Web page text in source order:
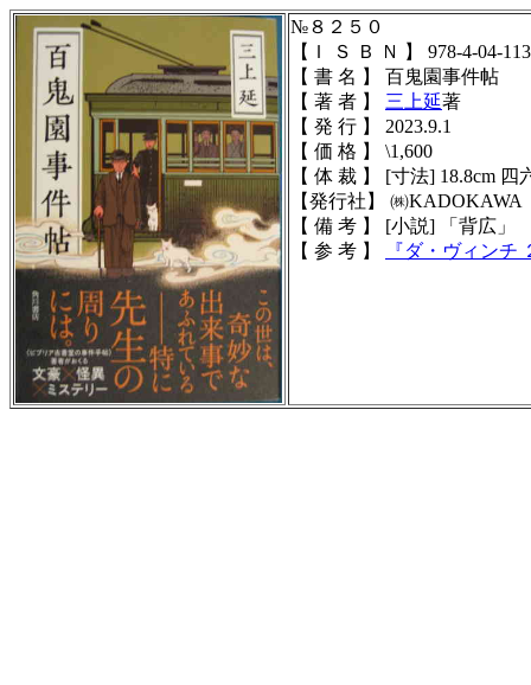
№８２５０
【Ｉ Ｓ Ｂ Ｎ 】
978-4-04-
【 書 名 】 百鬼園事件帖
【 著 者 】 三上延著
【 発 行 】 2023.9.1
【 価 格 】 \1,600
【 体 裁 】
[寸法] 18.8cm 四
【発行社】 ㈱KADOKAWA
【 備 考 】 [小説] 「背
【 参 考 】
『ダ・ヴィンチ